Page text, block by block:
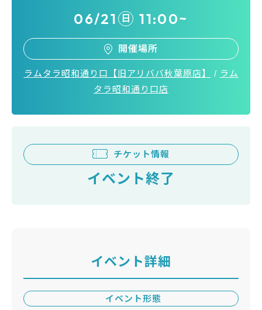
06/21 日 11:00~
開催場所
ラムタラ昭和通り口【旧アリババ秋葉原店】 / ラム
タラ昭和通り口店
チケット情報
イベント終了
イベント詳細
イベント形態